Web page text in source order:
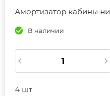
Амортизатор кабины
В наличии
4 шт